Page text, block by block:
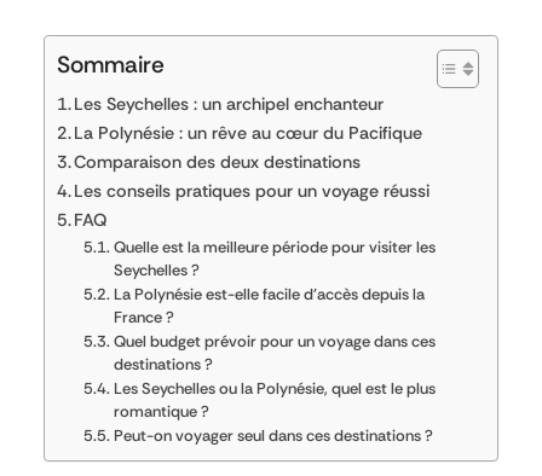
Sommaire
Les Seychelles : un archipel enchanteur
La Polynésie : un rêve au cœur du Pacifique
Comparaison des deux destinations
Les conseils pratiques pour un voyage réussi
FAQ
Quelle est la meilleure période pour visiter les
Seychelles ?
La Polynésie est-elle facile d’accès depuis la
France ?
Quel budget prévoir pour un voyage dans ces
destinations ?
Les Seychelles ou la Polynésie, quel est le plus
romantique ?
Peut-on voyager seul dans ces destinations ?